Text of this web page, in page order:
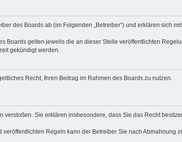
des Boards ab (im Folgenden „Betreiber“) und erklären sich
Boards gelten jeweils die an dieser Stelle veröffentlichten
gekündigt werden.
Recht, Ihren Beitrag im Rahmen des Boards zu nutzen.
Sie erklären insbesondere, dass Sie das Recht
Regeln kann der Betreiber Sie nach Abmahnung